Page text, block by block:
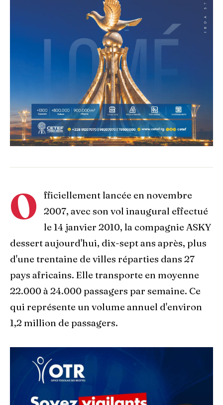
O
fficiellement lancée en novembre
2007, avec son vol inaugural effectué
le 14 janvier 2010, la compagnie ASKY
dessert aujourd'hui, dix-sept ans après, plus
d'une trentaine de villes réparties dans 27
pays africains. Elle transporte en moyenne
22.000 à 24.000 passagers par semaine. Ce
qui représente un volume annuel d'environ
1,2 million de passagers.